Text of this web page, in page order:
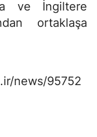
ve İngiltere
ortaklaşa
news/95752